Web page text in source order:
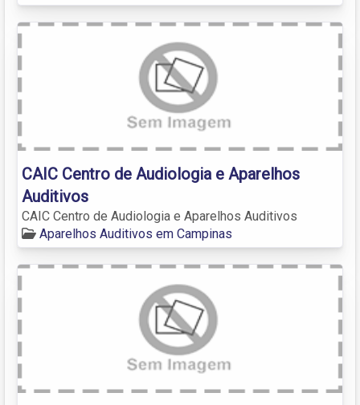
CAIC Centro de Audiologia e Aparelhos
Auditivos
CAIC Centro de Audiologia e Aparelhos Auditivos
Aparelhos Auditivos em Campinas